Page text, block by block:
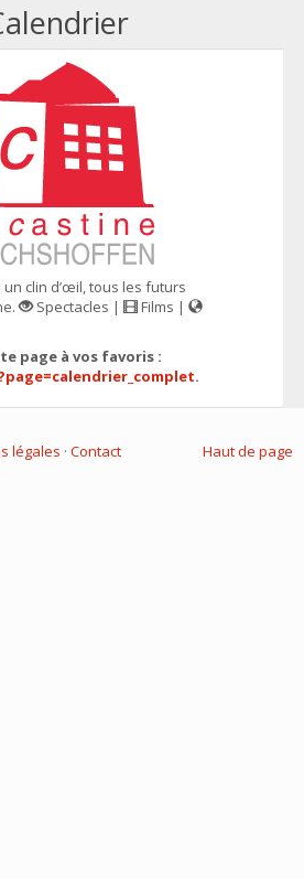
clin d’œil, tous les futurs
Spectacles |
Films |
page à vos favoris :
.
Haut de page
légales · Contact